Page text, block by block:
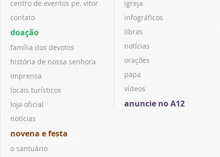
centro de eventos pe. vitor
contato
doação
família dos devotos
história de nossa senhora
imprensa
locais turísticos
loja oficial
notícias
novena e festa
o santuário
igreja
infográficos
libras
notícias
orações
papa
vídeos
anuncie no A12